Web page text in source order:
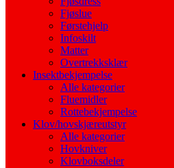
Fjøslue
Førstehjelp
Infoskilt
Matter
Overtrekksklær
Insektbekjempelse
Alle kategorier
Fluemidler
Rottebekjempelse
Klov/hovskjæreutstyr
Alle kategorier
Hovkniver
Klovboksdeler